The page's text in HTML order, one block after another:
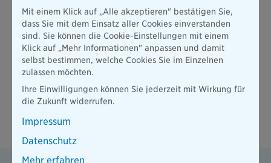
Dienstausübung ist
Vermögensschäden durch fehlerhaft beglaubigte
Dokumente
Weitere Eventualitäten sowie individuelle Fragen klären wir
Weitere Fragen zum Thema
Diensthaftpflicht
Mit einem Klick auf „Alle akzeptieren" bestätigen Sie,
dass Sie mit dem Einsatz aller Cookies einverstanden
sind. Sie können die Cookie-Einstellungen mit einem
Klick auf „Mehr Informationen" anpassen und damit
selbst bestimmen, welche Cookies Sie im Einzelnen
zulassen möchten.
Ihre Einwilligungen können Sie jederzeit mit Wirkung für
die Zukunft widerrufen.
Impressum
Datenschutz
Mehr erfahren